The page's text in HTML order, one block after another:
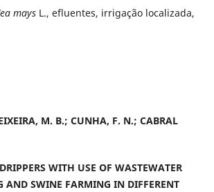
mays L., efluentes, irrigação localizada,
M. B.; CUNHA, F. N.; CABRAL
WITH USE OF WASTEWATER
AND SWINE FARMING IN DIFFERENT